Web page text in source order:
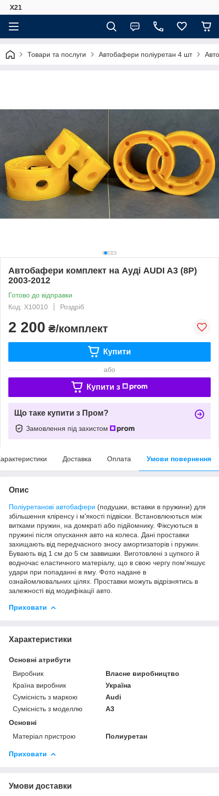
Х21
Товари та послуги Автобафери поліуретан 4 шт
Автобафери комплект на Ауді AUDI A3 (8P)
2003-2012
Готово до відправки
Код: X10010
Роздріб
2 200 ₴/комплект
Купити
або
Купити з
Що таке купити з Пром?
Замовлення під захистом
Доставка Оплата Умови повернення
Опис
Поліуретанові автобафери (подушки, вставки в пружини) для
збільшення кліренсу і м'якості підвіски. Встановлюються між
витками пружин, на домкраті або підйомнику. Фіксуються в
пружині після опускання авто на колеса. Дані проставки
захищають від передчасного зносу амортизаторів і пружин.
Бувають від 1 см до 5 см заввишки. Виготовлені з цупкого й
водночас еластичного матеріалу, що в свою чергу пом'якшує
удари при попаданні в яму. Фото надане в
ознайомлювальних цілях. Проставки можуть відрізнятись в
залежності від модифікації авто.
Приховати
Характеристики
Основні атрибути
Виробник
Власне виробництво
Країна виробник
Україна
Сумісність з маркою
Audi
Сумісність з моделлю
A3
Основні
Матеріал пристрою
Полиуретан
Приховати
Умови доставки